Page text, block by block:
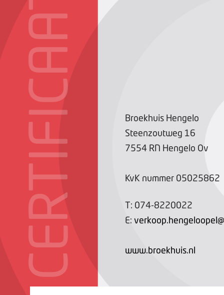
CERTIFICAAT
Broekhuis Hengelo
Steenzoutweg 16
7554 RN Hengelo Ov
KvK nummer 05025862
T: 074-8220022
E:
www.broekhuis.nl